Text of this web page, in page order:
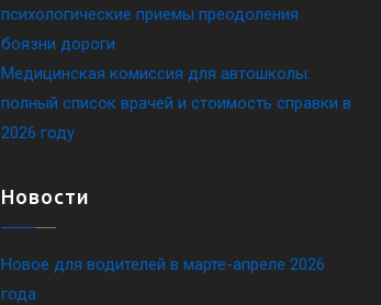
психологические приемы преодоления
боязни дороги
Медицинская комиссия для автошколы:
полный список врачей и стоимость справки в
2026 году
Новости
Новое для водителей в марте-апреле 2026
года